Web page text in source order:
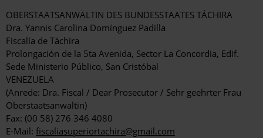
OBERSTAATSANWÄLTIN DES BUNDESSTAATES TÁCHIRA
Dra. Yannis Carolina Domínguez Padilla
Fiscalía de Táchira
Prolongación de la 5ta Avenida, Sector La Concordia, Edif.
Sede Ministerio Público, San Cristóbal
VENEZUELA
(Anrede: Dra. Fiscal / Dear Prosecutor / Sehr geehrter Frau
Oberstaatsanwältin)
Fax: (00 58) 276 346 4080
E-Mail: fiscaliasuperiortachira@gmail.com